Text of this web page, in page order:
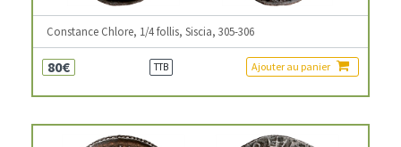
Constance Chlore, 1/4 follis, Siscia, 305-306
80€ TTB Ajouter au panier